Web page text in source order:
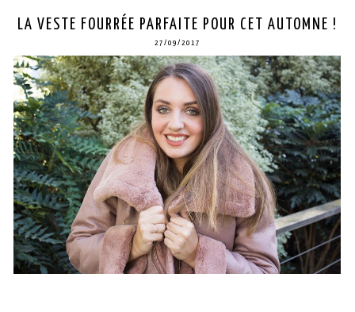
LA VESTE FOURRÉE PARFAITE POUR CET AUTOMNE !
27/09/2017